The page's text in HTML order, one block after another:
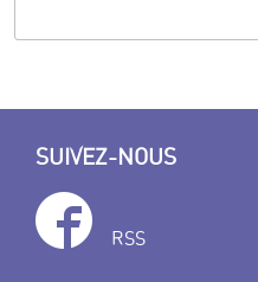
SUIVEZ-NOUS
RSS